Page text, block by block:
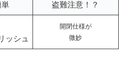
単 盗難注意！？
ッシュ
開閉仕様が
微妙